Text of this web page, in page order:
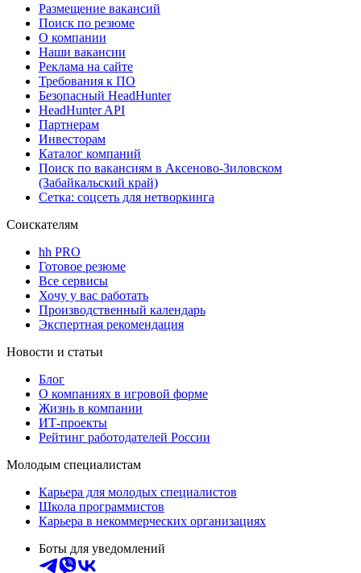
Размещение вакансий
Поиск по резюме
О компании
Наши вакансии
Реклама на сайте
Требования к ПО
Безопасный HeadHunter
HeadHunter API
Партнерам
Инвесторам
Каталог компаний
Поиск по вакансиям в Аксеново-Зиловском
(Забайкальский край)
Сетка: соцсеть для нетворкинга
Соискателям
hh PRO
Готовое резюме
Все сервисы
Хочу у вас работать
Производственный календарь
Экспертная рекомендация
Новости и статьи
Блог
О компаниях в игровой форме
Жизнь в компании
ИТ-проекты
Рейтинг работодателей России
Молодым специалистам
Карьера для молодых специалистов
Школа программистов
Карьера в некоммерческих организациях
Боты для уведомлений